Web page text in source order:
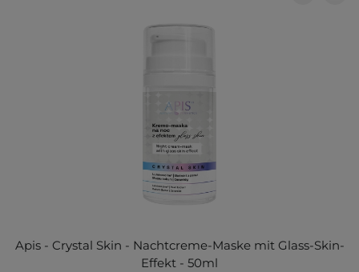
Apis - Crystal Skin - Nachtcreme-Maske mit Glass-Skin-
Effekt - 50ml